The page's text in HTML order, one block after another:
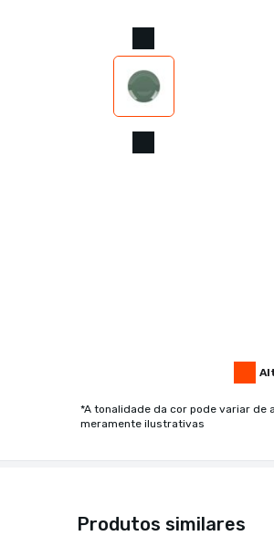
*A tonalidade da cor pode variar de
meramente ilustrativas
Produtos similares